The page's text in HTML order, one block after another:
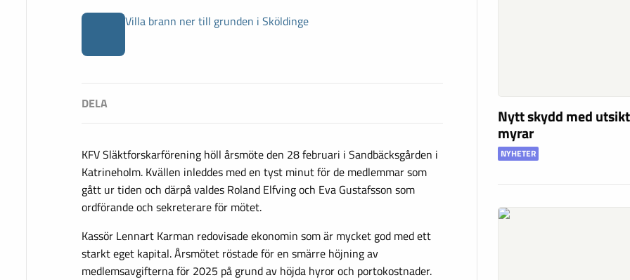
Villa brann ner till grunden i Sköldinge
KFV Släktforskarförening höll årsmöte den 28 februari i Sandbäcksgården i
Katrineholm. Kvällen inleddes med en tyst minut för de medlemmar som
gått ur tiden och därpå valdes Roland Elfving och Eva Gustafsson som
ordförande och sekreterare för mötet.
Kassör Lennart Karman redovisade ekonomin som är mycket god med ett
starkt eget kapital. Årsmötet röstade för en smärre höjning av
medlemsavgifterna för 2025 på grund av höjda hyror och portokostnader.
Nytt skydd med
myrar
NYHETER